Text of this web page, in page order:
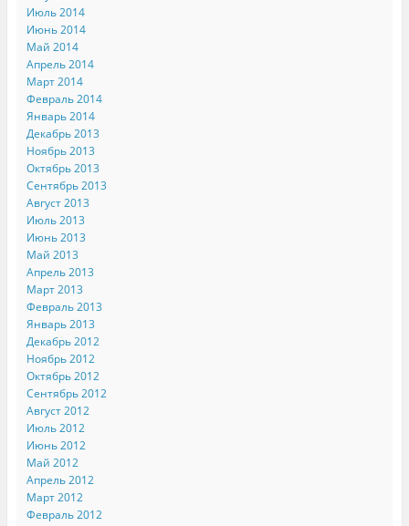
Июль 2014
Июнь 2014
Май 2014
Апрель 2014
Март 2014
Февраль 2014
Январь 2014
Декабрь 2013
Ноябрь 2013
Октябрь 2013
Сентябрь 2013
Август 2013
Июль 2013
Июнь 2013
Май 2013
Апрель 2013
Март 2013
Февраль 2013
Январь 2013
Декабрь 2012
Ноябрь 2012
Октябрь 2012
Сентябрь 2012
Август 2012
Июль 2012
Июнь 2012
Май 2012
Апрель 2012
Март 2012
Февраль 2012